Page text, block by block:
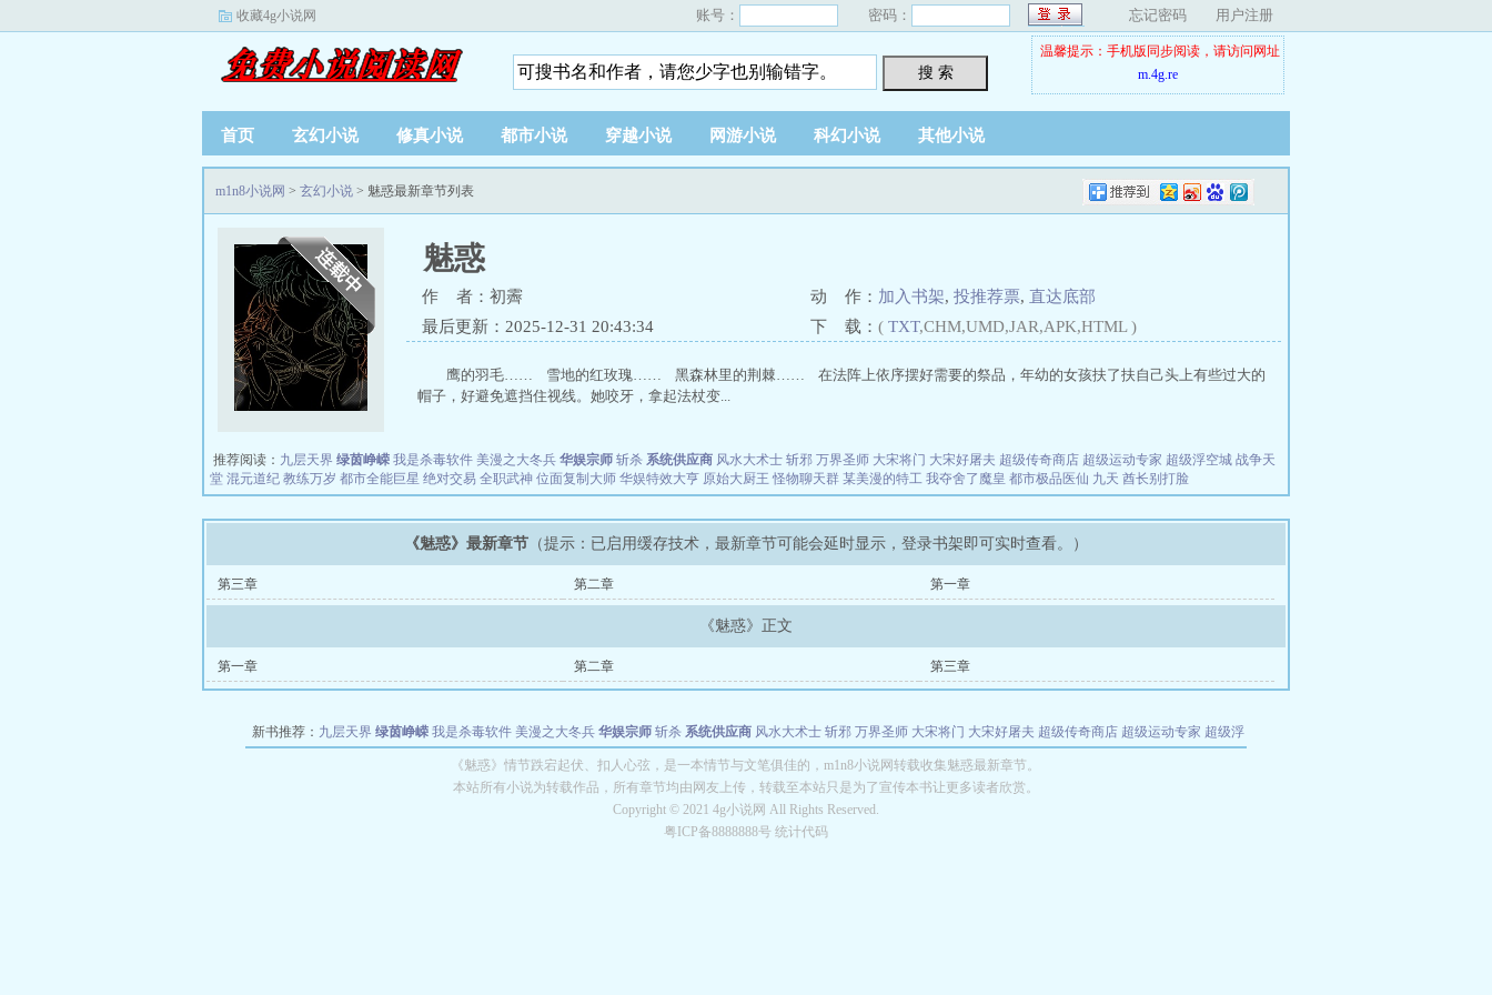
收藏4g小说网 账号： 密码： 忘记密码 用户注册
搜 索
温馨提示：手机版同步阅读，请访问网址
m.4g.re
首页 玄幻小说 修真小说 都市小说 穿越小说 网游小说 科幻小说 其他小说
m1n8小说网 > 玄幻小说 > 魅惑最新章节列表
魅惑
作 者：初霽 动 作： 加入书架, 投推荐票, 直达底部
最后更新：2025-12-31 20:43:34
下 载： ( TXT,CHM,UMD,JAR,APK,HTML )
鹰的羽毛…… 雪地的红玫瑰…… 黑森林里的荆棘…… 在法阵上依序摆好需要的祭品，年幼的女孩扶了扶自己头上有些过大的
帽子，好避免遮挡住视线。她咬牙，拿起法杖变...
推荐阅读： 九层天界 绿茵峥嵘 我是杀毒软件 美漫之大冬兵 华娱宗师 斩杀 系统供应商 风水大术士 斩邪 万界圣师 大宋将门 大宋好屠夫 超级传奇商店 超级运动专家 超级浮空城 战争天
堂 混元道纪 教练万岁 都市全能巨星 绝对交易 全职武神 位面复制大师 华娱特效大亨 原始大厨王 怪物聊天群 某美漫的特工 我夺舍了魔皇 都市极品医仙 九天 酋长别打脸
《魅惑》最新章节 （提示：已启用缓存技术，最新章节可能会延时显示，登录书架即可实时查看。）
第三章 第二章 第一章
《魅惑》正文
第一章 第二章 第三章
新书推荐： 九层天界 绿茵峥嵘 我是杀毒软件 美漫之大冬兵 华娱宗师 斩杀 系统供应商 风水大术士 斩邪 万界圣师 大宋将门 大宋好屠夫 超级传奇商店 超级运动专家 超级浮
都市全能巨星 绝对交易 全职武神 位面复制大师 华娱特效大亨 原始大厨王 怪物聊天群 某美漫的特工
长别打脸
《魅惑》情节跌宕起伏、扣人心弦，是一本情节与文笔俱佳的，m1n8小说网转载收集魅惑最新章节。
本站所有小说为转载作品，所有章节均由网友上传，转载至本站只是为了宣传本书让更多读者欣赏。
Copyright © 2021 4g小说网 All Rights Reserved.
粤ICP备8888888号 统计代码